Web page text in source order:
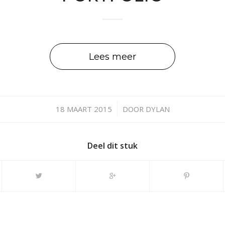
Lees meer
18 MAART 2015
/ DOOR DYLAN
Deel dit stuk